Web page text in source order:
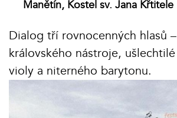
Manětín, Kostel sv. Jana Křtitele
Dialog tří rovnocenných hlasů –
královského nástroje, ušlechtilé
violy a niterného barytonu.